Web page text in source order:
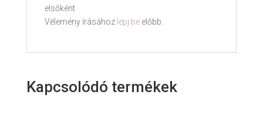
elsőként
Vélemény írásához lépj beelőbb.
Kapcsolódó termékek